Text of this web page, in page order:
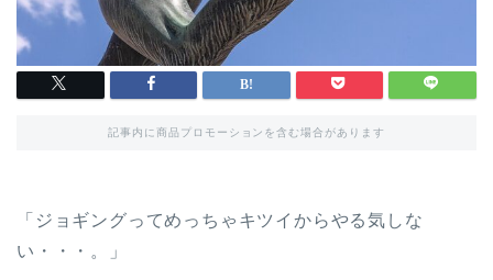
記事内に商品プロモーションを含む場合があります
「ジョギングってめっちゃキツイからやる気しな
い・・・。」